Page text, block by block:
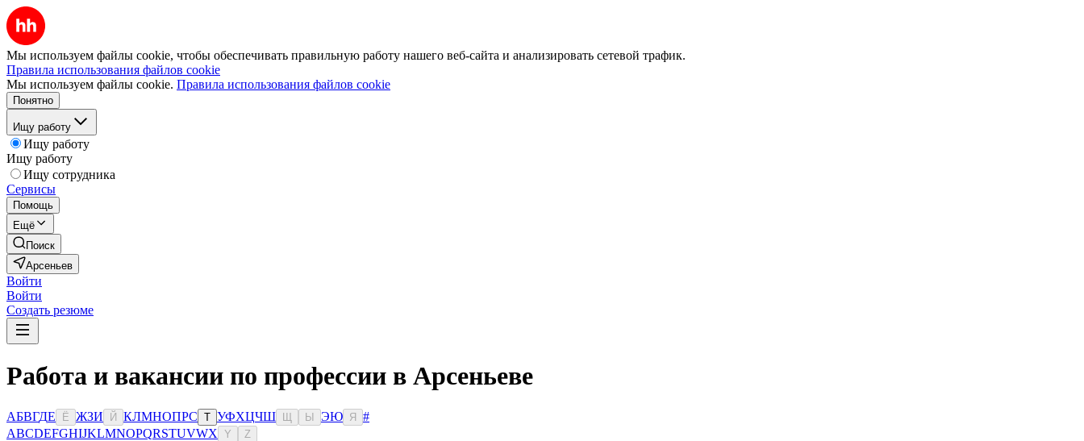
Мы используем файлы cookie, чтобы обеспечивать правильную работу нашего веб-сайта и анализировать сетевой трафик.
Правила использования файлов cookie
Мы используем файлы cookie. Правила использования файлов cookie
Понятно
Ищу работу
Ищу работу
Ищу работу
Ищу сотрудника
Сервисы
Помощь
Ещё
Поиск
Арсеньев
Войти
Войти
Создать резюме
Работа и вакансии по профессии в Арсеньеве
АБВГДЕ Ё ЖЗИ Й КЛМНОПРС Т УФХЦЧШ Ы ЭЮ Я
#
ABCDEFGHIJKLMNOPQRSTUVWX Y Z